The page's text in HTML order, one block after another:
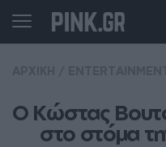
Ο Κώστας
στο στόμα